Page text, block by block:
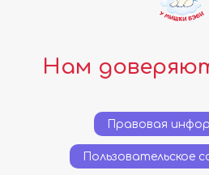
Нам
Правовая
Пользовательское